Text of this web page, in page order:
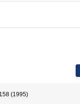
(1995)